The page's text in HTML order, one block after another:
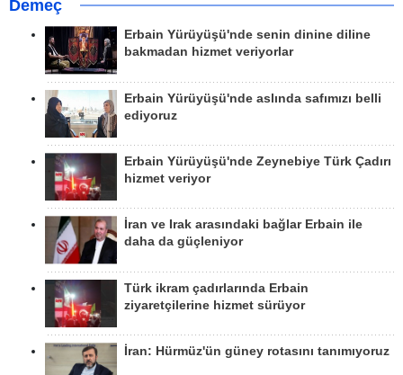
Demeç
Erbain Yürüyüşü'nde senin dinine diline
bakmadan hizmet veriyorlar
Erbain Yürüyüşü'nde aslında safımızı belli
ediyoruz
Erbain Yürüyüşü'nde Zeynebiye Türk Çadırı
hizmet veriyor
İran ve Irak arasındaki bağlar Erbain ile
daha da güçleniyor
Türk ikram çadırlarında Erbain
ziyaretçilerine hizmet sürüyor
İran: Hürmüz'ün güney rotasını tanımıyoruz